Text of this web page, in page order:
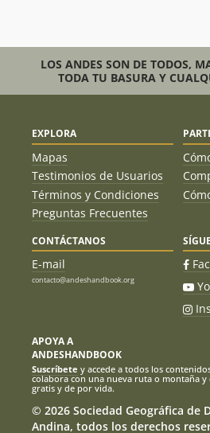
LOS ANDES SON DE TODOS,
TODA TU BASURA Y
EXPLORA
Mapas
Testimonios de Usuarios
Términos y Condiciones
Preguntas Frecuentes
CONTÁCTANOS
E-mail
contacto@andeshandbook.org
APOYA A
ANDESHANDBOOK
Suscríbete y accede a todos los
colabora con una nueva ruta o montaña
gratis y de por vida.
© 2026 Sociedad Geográfica de
Andina, todos los derechos